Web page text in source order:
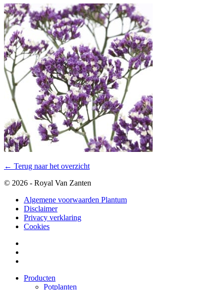
← Terug naar het overzicht
© 2026 - Royal Van Zanten
Algemene voorwaarden Plantum
Disclaimer
Privacy verklaring
Cookies
Producten
Potplanten